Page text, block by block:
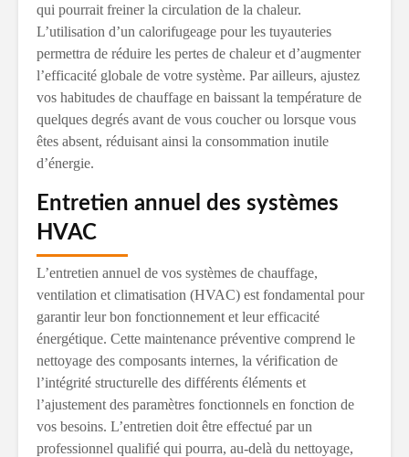
qui pourrait freiner la circulation de la chaleur.
L’utilisation d’un calorifugeage pour les tuyauteries
permettra de réduire les pertes de chaleur et d’augmenter
l’efficacité globale de votre système. Par ailleurs, ajustez
vos habitudes de chauffage en baissant la température de
quelques degrés avant de vous coucher ou lorsque vous
êtes absent, réduisant ainsi la consommation inutile
d’énergie.
Entretien annuel des systèmes
HVAC
L’entretien annuel de vos systèmes de chauffage,
ventilation et climatisation (HVAC) est fondamental pour
garantir leur bon fonctionnement et leur efficacité
énergétique. Cette maintenance préventive comprend le
nettoyage des composants internes, la vérification de
l’intégrité structurelle des différents éléments et
l’ajustement des paramètres fonctionnels en fonction de
vos besoins. L’entretien doit être effectué par un
professionnel qualifié qui pourra, au-delà du nettoyage,